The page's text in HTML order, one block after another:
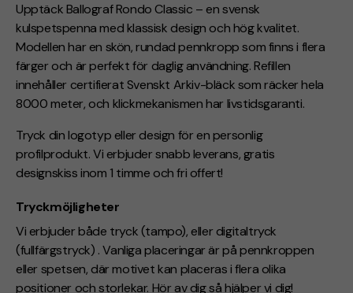
Upptäck Ballograf Rondo Classic – en svensk
kulspetspenna med klassisk design och hög kvalitet.
Modellen har en skön, rundad pennkropp som finns i flera
färger och är perfekt för daglig användning. Refillen
innehåller certifierat Svenskt Arkiv-bläck som räcker hela
8000 meter, och klickmekanismen har livstidsgaranti.
Tryck din logotyp eller design för en personlig
profilprodukt. Vi erbjuder snabb leverans, gratis
designskiss inom 1 timme och fri offert!
Tryckmöjligheter
Vi erbjuder både tryck (tampo), eller digitaltryck
(fullfärgstryck) . Vanliga placeringar är på pennkroppen
eller spetsen, där motivet kan placeras i flera olika
positioner och storlekar. Hör av dig så hjälper vi dig!